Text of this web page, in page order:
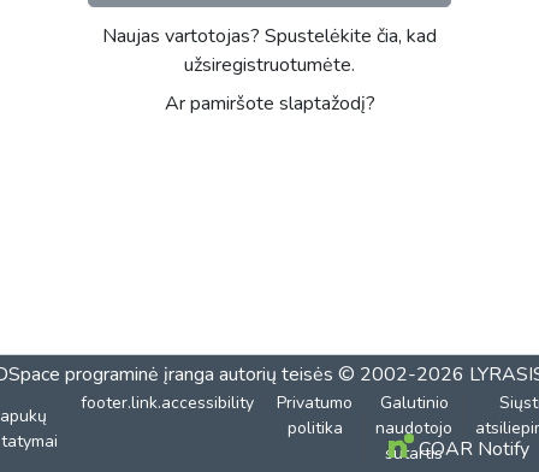
Naujas vartotojas? Spustelėkite čia, kad
užsiregistruotumėte.
Ar pamiršote slaptažodį?
programinė įranga autorių teisės © 2002-2026
footer.link.accessibility
Privatumo
politika
Galutinio
naudotojo
sutartisCOAR Notify